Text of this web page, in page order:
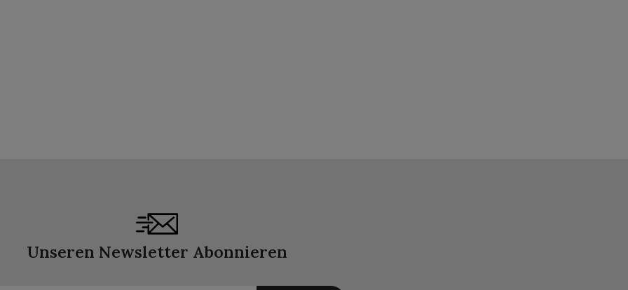
Unseren Newsletter Abonnieren